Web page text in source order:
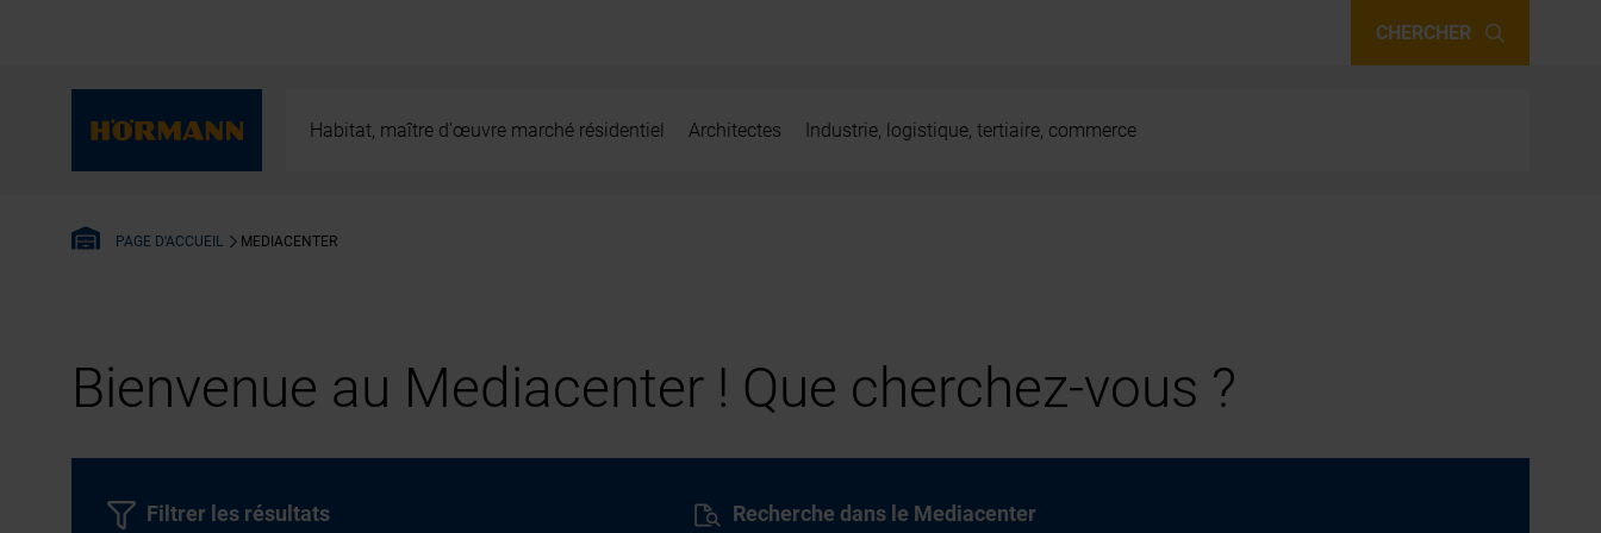
CHERCHER
Habitat, maître d’œuvre marché résidentiel Architectes Industrie, logistique, tertiaire, commerce
PAGE D'ACCUEIL MEDIACENTER
Bienvenue au Mediacenter ! Que cherchez-vous ?
Recherche dans le Mediacenter
Filtrer les résultats